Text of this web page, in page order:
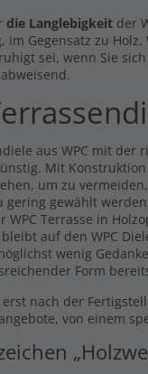
die Langlebigkeitder
im Gegensatz zu
sei, wenn Sie
aus WPC mit
Mit
um zu
gering gewählt
WPC Terrasse in
auf den WPC
wenig
Form
nach der
von einem